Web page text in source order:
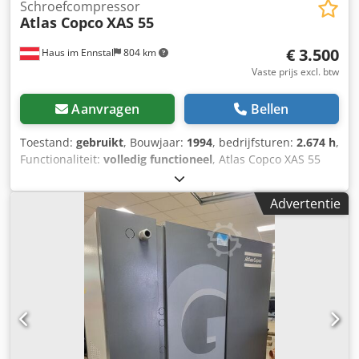
Haus im Ennstal 804 km
Schroefcompressor
Atlas CopcoXAS 55
€ 3.500
Vaste prijs excl. btw
Aanvragen Bellen
Toestand: gebruikt, Bouwjaar: 1994, bedrijfsturen: 2.674 h,
Functionaliteit: volledig functioneel, Atlas Copco XAS 55
bouwcompressor / schroefcompressor - bouwjaar 1994 -
incl. toebehoren Zakelijke verkoop van een mobiele Atlas
Copco bouwcompressor als compleet pakket! Te koop
aangeboden wordt een betrouwbare en robuuste
schroefcompressor van de kwaliteitsfabrikant Atlas Copco,
model XAS 55. Dit apparaat komt uit het wagenpark van
Fischer Bau GmbH, is gemonteerd op een praktische
enkelassige aanhanger met trekboom en direct klaar voor
gebruik op de bouwplaats. Voertuiggegevens & technische
specificaties (volgens typeplaatje & instrumenten):
Fabrikant: Atlas Copco Model: XAS 55 Bouwjaar: 1994
Advertentie